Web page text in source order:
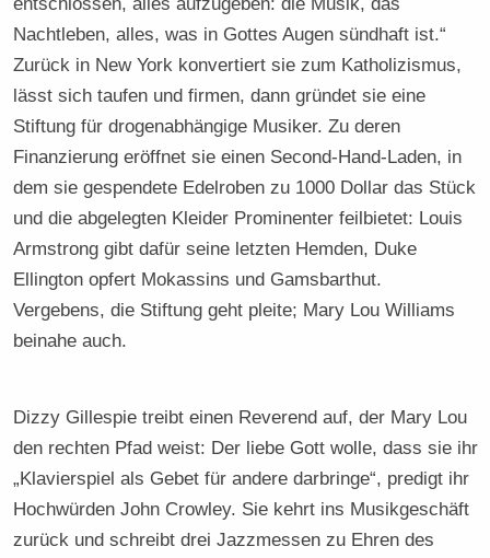
Nachtleben, alles, was in Gottes Augen sündhaft ist.“
Zurück in New York konvertiert sie zum Katholizismus,
lässt sich taufen und firmen, dann gründet sie eine
Stiftung für drogenabhängige Musiker. Zu deren
Finanzierung eröffnet sie einen Second-Hand-Laden, in
dem sie gespendete Edelroben zu 1000 Dollar das Stück
und die abgelegten Kleider Prominenter feilbietet: Louis
Armstrong gibt dafür seine letzten Hemden, Duke
Ellington opfert Mokassins und Gamsbarthut.
Vergebens, die Stiftung geht pleite; Mary Lou Williams
beinahe auch.
Dizzy Gillespie treibt einen Reverend auf, der Mary Lou
den rechten Pfad weist: Der liebe Gott wolle, dass sie ihr
„Klavierspiel als Gebet für andere darbringe“, predigt ihr
Hochwürden John Crowley. Sie kehrt ins Musikgeschäft
zurück und schreibt drei Jazzmessen zu Ehren des